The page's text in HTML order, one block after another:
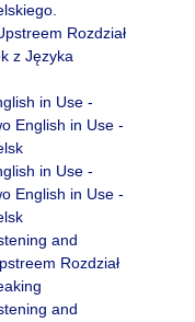
Rozdział
z Języka
in Use -
English in Use -
in Use -
English in Use -
and
Rozdział
and